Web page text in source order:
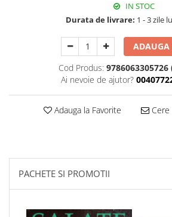
IN STOC
Durata de livrare: 1 - 3 zile
ADAUGA
Cod Produs: 9786063305726
Ai nevoie de ajutor?
Adauga la Favorite Cere
PACHETE SI PROMOTII